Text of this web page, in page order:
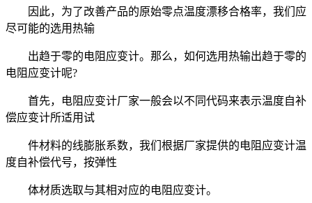
因此，为了改善产品的原始零点温度漂移合格率，我们应
尽可能的选用热输
出趋于零的电阻应变计。那么，如何选用热输出趋于零的
电阻应变计呢?
首先，电阻应变计厂家一般会以不同代码来表示温度自补
偿应变计所适用试
件材料的线膨胀系数，我们根据厂家提供的电阻应变计温
度自补偿代号，按弹性
体材质选取与其相对应的电阻应变计。